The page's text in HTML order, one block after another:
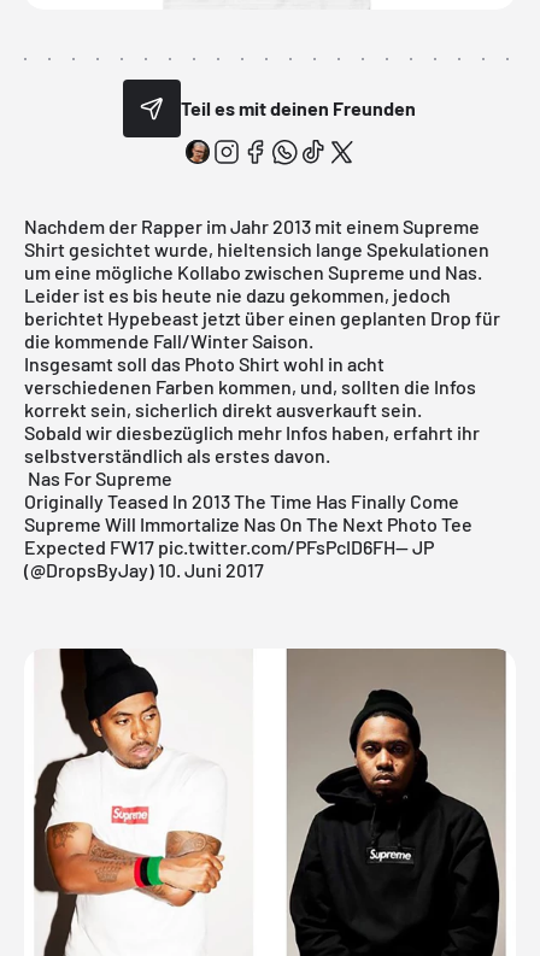
Teil es mit deinen Freunden
Nachdem der Rapper im Jahr 2013 mit einemSupreme
Shirt gesichtet wurde, hieltensich lange Spekulationen
um eine mögliche Kollabo zwischen Supreme und Nas.
Leider ist es bis heute nie dazu gekommen, jedoch
berichtet Hypebeast jetzt über einen geplanten Drop für
die kommende Fall/Winter Saison.
Insgesamt soll das Photo Shirt wohl in acht
verschiedenen Farben kommen, und, sollten die Infos
korrekt sein, sicherlich direkt ausverkauft sein.
Sobald wir diesbezüglich mehr Infos haben, erfahrt ihr
selbstverständlich als erstes davon.
Nas For Supreme
Originally Teased In 2013 The Time Has Finally Come
Supreme Will Immortalize Nas On The Next Photo Tee
Expected FW17 pic.twitter.com/PFsPcID6FH— JP
(@DropsByJay)10. Juni 2017